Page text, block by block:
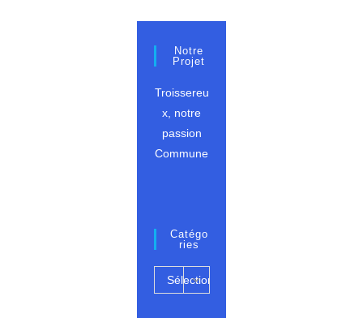
Notre
Projet
Troissereu
x, notre
passion
Commune
Catégo
Ries
Catégories
Sélectionner